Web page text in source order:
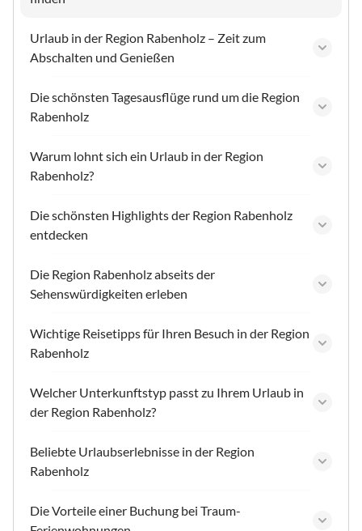
Urlaub in der Region Rabenholz – Zeit zum
Abschalten und Genießen
Die schönsten Tagesausflüge rund um die Region
Rabenholz
Warum lohnt sich ein Urlaub in der Region
Rabenholz?
Die schönsten Highlights der Region Rabenholz
entdecken
Die Region Rabenholz abseits der
Sehenswürdigkeiten erleben
Wichtige Reisetipps für Ihren Besuch in der Region
Rabenholz
Welcher Unterkunftstyp passt zu Ihrem Urlaub in
der Region Rabenholz?
Beliebte Urlaubserlebnisse in der Region
Rabenholz
Die Vorteile einer Buchung bei Traum-